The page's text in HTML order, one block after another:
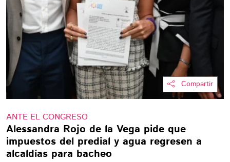
Compartir
ANTE EL CONGRESO
Alessandra Rojo de la Vega pide que
impuestos del predial y agua regresen a
alcaldías para bacheo